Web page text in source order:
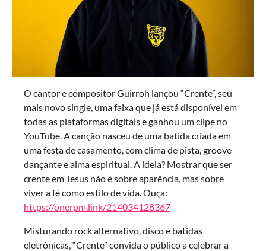
O cantor e compositor Guirroh lançou “Crente”, seu
mais novo single, uma faixa que já está disponível em
todas as plataformas digitais e ganhou um clipe no
YouTube. A canção nasceu de uma batida criada em
uma festa de casamento, com clima de pista, groove
dançante e alma espiritual. A ideia? Mostrar que ser
crente em Jesus não é sobre aparência, mas sobre
viver a fé como estilo de vida. Ouça:
https://onerpm.link/214034128367
Misturando rock alternativo, disco e batidas
eletrônicas, “Crente” convida o público a celebrar a